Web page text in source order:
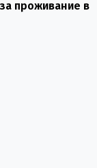
проживание в